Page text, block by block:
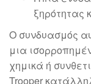
ξηρότητας
Ο συνδυασμός
μια
χημικά ή
Trooper